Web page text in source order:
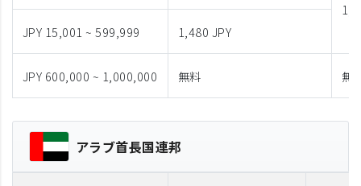
JPY 15,001 ~ 599,999
1,480 JPY
JPY 600,000 ~ 1,000,000 無料 無
アラブ首長国連邦